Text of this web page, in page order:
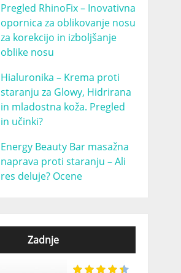
Pregled RhinoFix – Inovativna
opornica za oblikovanje nosu
za korekcijo in izboljšanje
oblike nosu
Hialuronika – Krema proti
staranju za Glowy, Hidrirana
in mladostna koža. Pregled
in učinki?
Energy Beauty Bar masažna
naprava proti staranju – Ali
res deluje? Ocene
Zadnje